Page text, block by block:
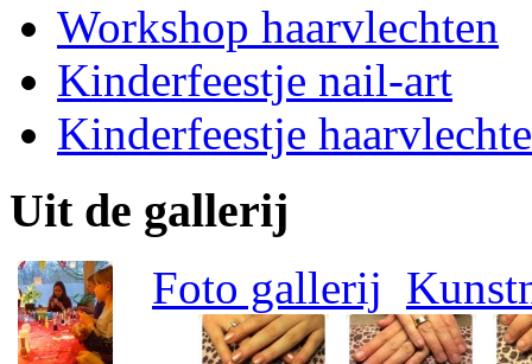
Workshop haarvlechten
Kinderfeestje nail-art
Kinderfeestje
Uit de gallerij
Foto gallerij